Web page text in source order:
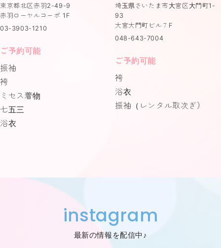
東京都北区赤羽2-49-9
赤羽ローヤルコーポ 1F
03-3903-1210
ご予約可能
振袖
袴
ミセス着物
七五三
浴衣
埼玉県さいたま市大宮区大門町1-
93
大宮大門町ビル７F
048-643-7004
ご予約可能
袴
浴衣
振袖（レンタル取次ぎ）
instagram
最新の情報を配信中♪